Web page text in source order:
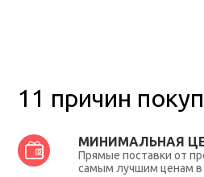
11 причин
МИНИМАЛЬНАЯ
Прямые поставки от
самым лучшим ценам в